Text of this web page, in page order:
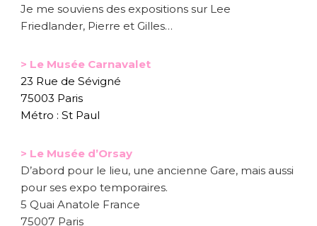
Je me souviens des expositions sur Lee
Friedlander, Pierre et Gilles…
> Le Musée Carnavalet
23 Rue de Sévigné
75003 Paris
Métro : St Paul
> Le Musée d’Orsay
D’abord pour le lieu, une ancienne Gare, mais aussi
pour ses expo temporaires.
5 Quai Anatole France
75007 Paris